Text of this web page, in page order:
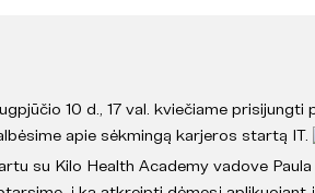
10 d., 17 val. kviečiame
apie sėkmingą karjeros startą IT.
su Kilo Health Academy vadove